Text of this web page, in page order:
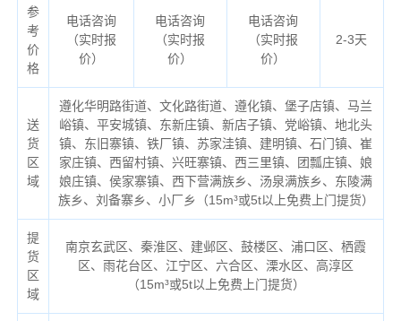
参
考
价
格
电话咨询
（实时报
价）
电话咨询
（实时报
价）
电话咨询
（实时报
价）
2-3天
送
货
区
域
遵化华明路街道、文化路街道、遵化镇、堡子店镇、马兰
峪镇、平安城镇、东新庄镇、新店子镇、党峪镇、地北头
镇、东旧寨镇、铁厂镇、苏家洼镇、建明镇、石门镇、崔
家庄镇、西留村镇、兴旺寨镇、西三里镇、团瓢庄镇、娘
娘庄镇、侯家寨镇、西下营满族乡、汤泉满族乡、东陵满
族乡、刘备寨乡、小厂乡（15m³或5t以上免费上门提货）
提
货
区
域
南京玄武区、秦淮区、建邺区、鼓楼区、浦口区、栖霞
区、雨花台区、江宁区、六合区、溧水区、高淳区
（15m³或5t以上免费上门提货）